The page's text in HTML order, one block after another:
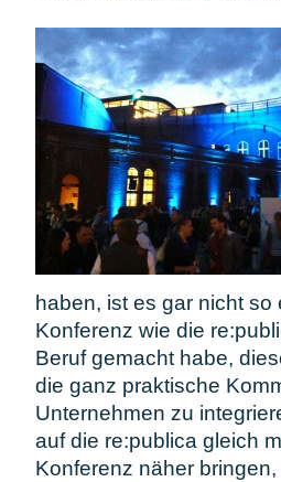
haben, ist es gar nicht
Konferenz wie die
Beruf gemacht habe,
die ganz praktische
Unternehmen zu
auf die re:publica gleich
Konferenz näher